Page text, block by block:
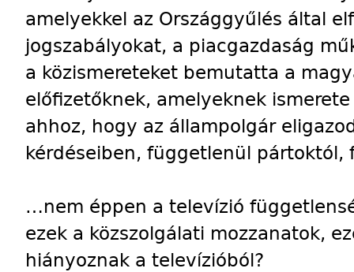
amelyekkel az Országgyűlés által
jogszabályokat, a piacgazdaság
a közismereteket bemutatta a
előfizetőknek, amelyeknek
ahhoz, hogy az állampolgár
kérdéseiben, függetlenül
…nem éppen a televízió
ezek a közszolgálati mozzanatok,
hiányoznak a televízióból?